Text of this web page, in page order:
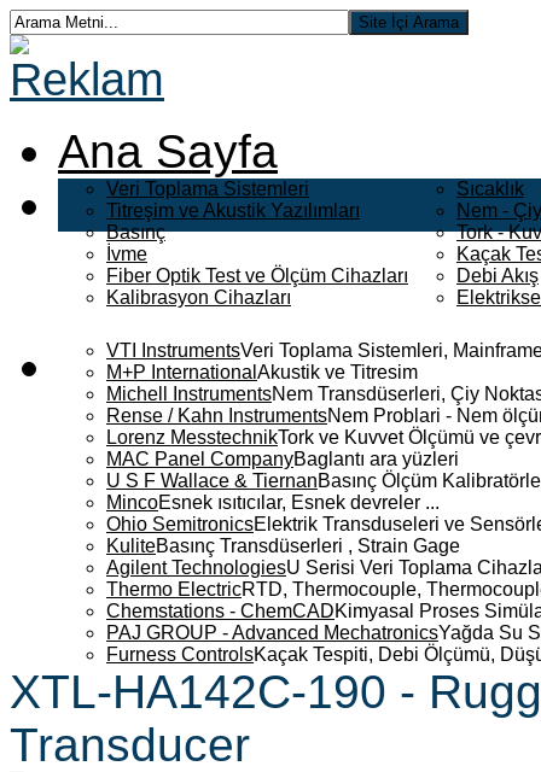
Ana Sayfa
Veri Toplama Sistemleri
Titreşim ve Akustik Yazılımları
Basınç
İvme
Fiber Optik Test ve Ölçüm Cihazları
Kalibrasyon Cihazları
Sıcaklık
Nem -
Tork -
Kaçak
Debi Akış
VTI InstrumentsVeri Toplama Sistemleri,
M+P International Akustik ve Titresim
Michell InstrumentsNem Transdüserleri, Çiy
Rense / Kahn InstrumentsNem Problari - Nem
Lorenz MesstechnikTork ve Kuvvet Ölçümü ve
MAC Panel CompanyBaglantı ara yüzleri
U S F Wallace & TiernanBasınç Ölçüm
MincoEsnek ısıtıcılar, Esnek devreler ...
Ohio SemitronicsElektrik Transduseleri ve
KuliteBasınç Transdüserleri , Strain Gage
Agilent TechnologiesU Serisi Veri Toplama
Thermo ElectricRTD, Thermocouple,
Chemstations - ChemCADKimyasal Proses
PAJ GROUP - Advanced MechatronicsYağda Su
Furness ControlsKaçak Tespiti, Debi Ölçümü,
XTL-HA142C-190 -
Transducer